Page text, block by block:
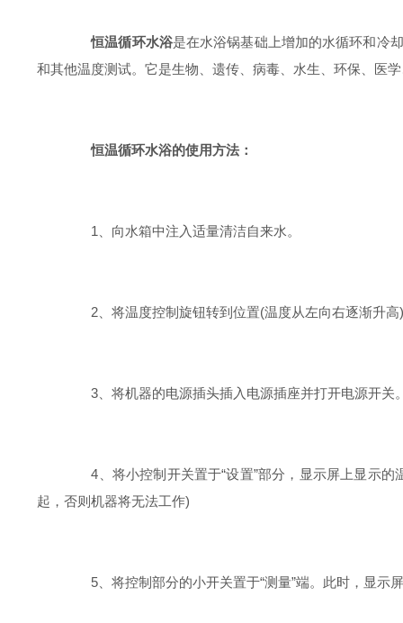
恒温循环水浴是在水浴锅基础上增加的水循环和冷
和其他温度测试。它是生物、遗传、病毒、水生、环保、医
恒温循环水浴的使用方法：
1、向水箱中注入适量清洁自来水。
2、将温度控制旋钮转到位置(温度从左向右逐渐升高
3、将机器的电源插头插入电源插座并打开电源开关
4、将小控制开关置于“设置”部分，显示屏上显示的
起，否则机器将无法工作)
5、将控制部分的小开关置于“测量”端。此时，显示